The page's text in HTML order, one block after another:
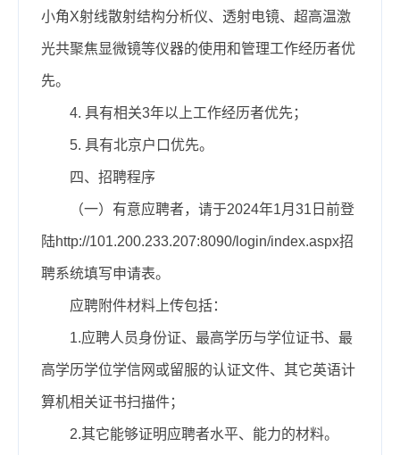
小角X射线散射结构分析仪、透射电镜、超高温激
光共聚焦显微镜等仪器的使用和管理工作经历者优
先。
4. 具有相关3年以上工作经历者优先；
5. 具有北京户口优先。
四、招聘程序
（一）有意应聘者，请于2024年1月31日前登
陆http://101.200.233.207:8090/login/index.aspx招
聘系统填写申请表。
应聘附件材料上传包括：
1.应聘人员身份证、最高学历与学位证书、最
高学历学位学信网或留服的认证文件、其它英语计
算机相关证书扫描件；
2.其它能够证明应聘者水平、能力的材料。